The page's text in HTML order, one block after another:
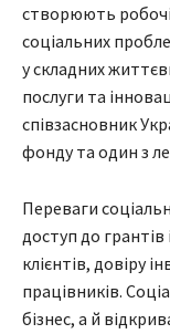
створюють
соціальних
у складних
послуги та
співзасновник
фонду та один з
Переваги
доступ до
клієнтів, довіру
працівників.
бізнес, а й